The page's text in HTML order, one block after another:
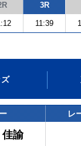
3R
11:39
レ
諭